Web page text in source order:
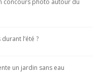
l’été ?
un jardin sans eau